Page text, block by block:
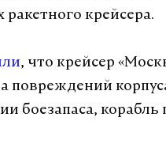
крейсера.
, что крейсер
повреждений
боезапаса, корабль